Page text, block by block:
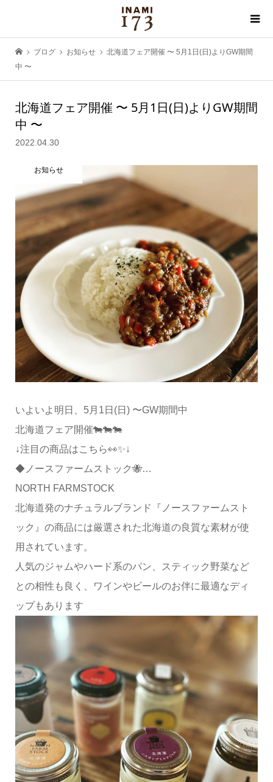
ブログ お知らせ
北海道フェア開催 〜 5月1日(日)よりGW期間
中 〜
北海道フェア開催 〜 5月1日(日)よりGW期間
中 〜
2022.04.30
お知らせ
いよいよ明日、5月1日(日) 〜GW期間中
北海道フェア開催🐄🐄🐄
↓注目の商品はこちら👀✨↓
◆ノースファームストック🐝…
NORTH FARMSTOCK
北海道発のナチュラルブランド『ノースファームスト
ック』の商品には厳選された北海道の良質な素材が使
用されています。
人気のジャムやハード系のパン、スティック野菜など
との相性も良く、ワインやビールのお伴に最適なディ
ップもあります